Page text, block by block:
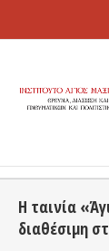
Η ταινία
διαθέσιμη